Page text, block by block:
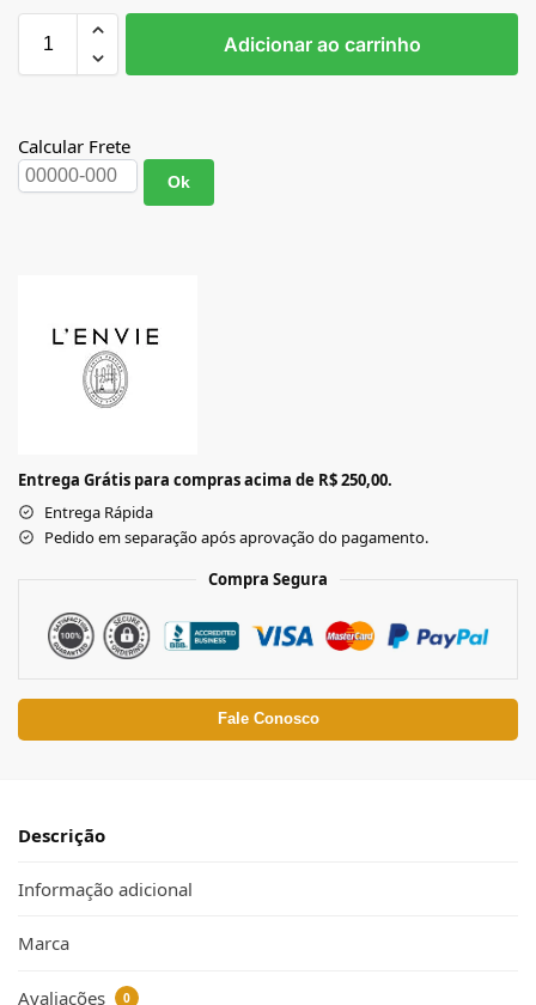
Adicionar ao carrinho
Calcular Frete
Ok
Entrega Grátis para compras acima de R$ 250,00.
Entrega Rápida
Pedido em separação após aprovação do pagamento.
Compra Segura
Fale Conosco
Descrição
Informação adicional
Marca
Avaliações 0